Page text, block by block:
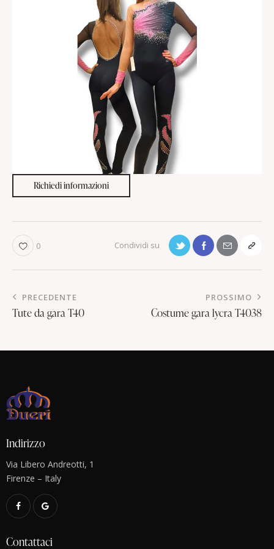
Richiedi informazioni
0
PRECEDENTE
Tute da gara T40
PROSSIMO
Costume gara lycra T4038
Indirizzo
Via Libero Andreotti, 1
Firenze – Italy
Contattaci